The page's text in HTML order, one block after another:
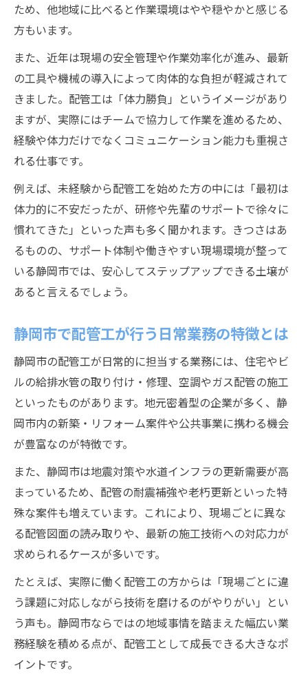
ため、他地域に比べると作業環境はやや穏やかと感じる
方もいます。
また、近年は現場の安全管理や作業効率化が進み、最新
の工具や機械の導入によって肉体的な負担が軽減されて
きました。配管工は「体力勝負」というイメージがあり
ますが、実際にはチームで協力して作業を進めるため、
経験や体力だけでなくコミュニケーション能力も重視さ
れる仕事です。
例えば、未経験から配管工を始めた方の中には「最初は
体力的に不安だったが、研修や先輩のサポートで徐々に
慣れてきた」といった声も多く聞かれます。きつさはあ
るものの、サポート体制や働きやすい現場環境が整って
いる静岡市では、安心してステップアップできる土壌が
あると言えるでしょう。
静岡市で配管工が行う日常業務の特徴とは
静岡市の配管工が日常的に担当する業務には、住宅やビ
ルの給排水管の取り付け・修理、空調やガス配管の施工
といったものがあります。地元密着型の企業が多く、静
岡市内の新築・リフォーム案件や公共事業に携わる機会
が豊富なのが特徴です。
また、静岡市は地震対策や水道インフラの更新需要が高
まっているため、配管の耐震補強や老朽更新といった特
殊な案件も増えています。これにより、現場ごとに異な
る配管図面の読み取りや、最新の施工技術への対応力が
求められるケースが多いです。
たとえば、実際に働く配管工の方からは「現場ごとに違
う課題に対応しながら技術を磨けるのがやりがい」とい
う声も。静岡市ならではの地域事情を踏まえた幅広い業
務経験を積める点が、配管工として成長できる大きなポ
イントです。